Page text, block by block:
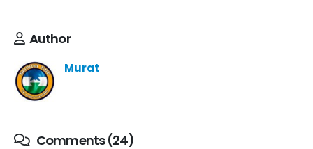
Author
Murat
Comments (24)